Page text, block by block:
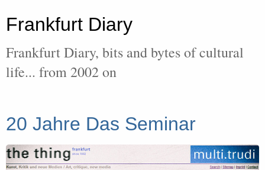
Frankfurt Diary
Frankfurt Diary, bits and bytes of cultural
life... from 2002 on
20 Jahre Das Seminar